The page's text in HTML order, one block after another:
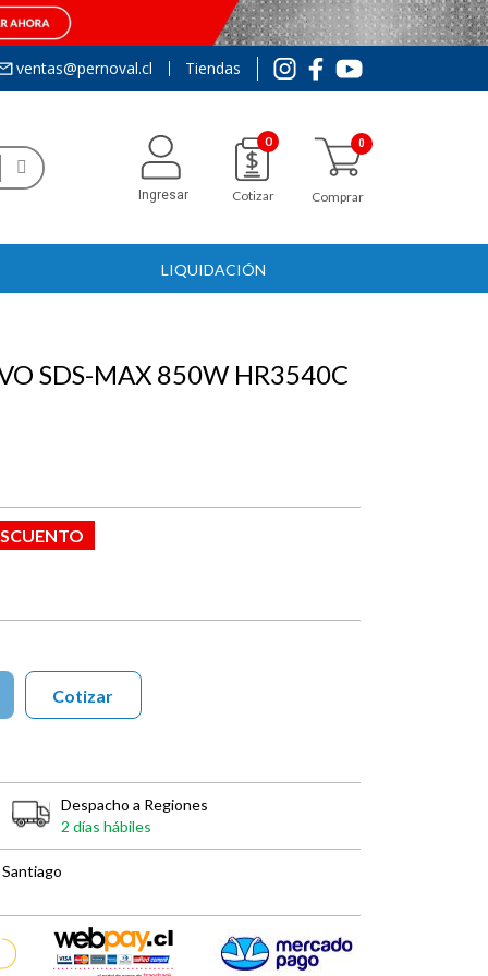
ventas@pernoval.cl Tiendas
Ingresar
0
Cotizar Comprar
LIQUIDACIÓN
SDS-MAX 850W HR3540C
Cotizar
Despacho a Regiones
2 días hábiles